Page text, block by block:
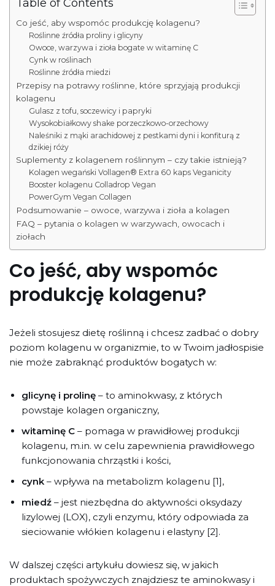
Table of Contents
Co jeść, aby wspomóc produkcję kolagenu?
Roślinne źródła proliny i glicyny
Owoce, warzywa i zioła bogate w witaminę C
Cynk w roślinach
Roślinne źródła miedzi
Przepisy na potrawy roślinne, które sprzyjają produkcji
kolagenu
Gulasz z tofu, soczewicy i papryki
Wysokobiałkowy shake porzeczkowo-orzechowy
Naleśniki z mąki arachidowej z pestkami dyni i konfiturą z
dzikiej róży
Suplementy z kolagenem roślinnym – czy takie istnieją?
Kolagen wegański Vollagen® Extra 60 kaps Veganicity
Booster kolagenu Colladrop Vegan
PowerGym Vegan Collagen
Podsumowanie – owoce, warzywa i zioła a kolagen
FAQ – pytania o kolagen w warzywach, owocach i
ziołach
Co jeść, aby wspomóc
produkcję kolagenu?
Jeżeli stosujesz dietę roślinną i chcesz zadbać o dobry
poziom kolagenu w organizmie, to w Twoim jadłospisie
nie może zabraknąć produktów bogatych w:
glicynę i prolinę – to aminokwasy, z których
powstaje kolagen organiczny,
witaminę C – pomaga w prawidłowej produkcji
kolagenu, m.in. w celu zapewnienia prawidłowego
funkcjonowania chrząstki i kości,
cynk – wpływa na metabolizm kolagenu [1],
miedź – jest niezbędna do aktywności oksydazy
lizylowej (LOX), czyli enzymu, który odpowiada za
sieciowanie włókien kolagenu i elastyny [2].
W dalszej części artykułu dowiesz się, w jakich
produktach spożywczych znajdziesz te aminokwasy i